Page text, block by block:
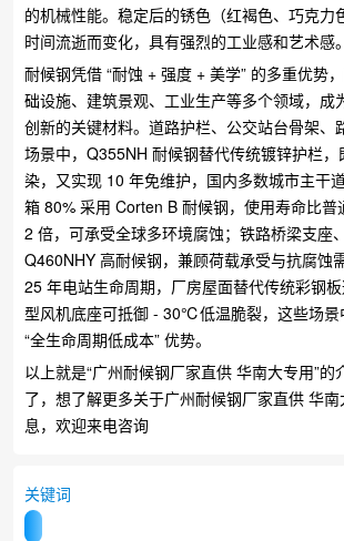
的机械性能。稳定后的锈色（红褐色、巧克力
时间流逝而变化，具有强烈的工业感和艺术感。
耐候钢凭借 “耐蚀 + 强度 + 美学” 的多重优势
础设施、建筑景观、工业生产等多个领域，成
创新的关键材料。​道路护栏、公交站台骨架、
场景中，Q355NH 耐候钢替代传统镀锌护栏
染，又实现 10 年免维护，国内多数城市主干
箱 80% 采用 Corten B 耐候钢，使用寿命比普
2 倍，可承受全球多环境腐蚀；铁路桥梁支座
Q460NHY 高耐候钢，兼顾荷载承受与抗腐蚀
25 年电站生命周期，厂房屋面替代传统彩钢
型风机底座可抵御 - 30℃低温脆裂，这些场景
“全生命周期低成本” 优势。​
以上就是“广州耐候钢厂家直供 华南大专用”的
了，想了解更多关于广州耐候钢厂家直供 华
息，欢迎来电咨询
关键词